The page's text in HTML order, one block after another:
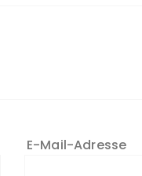
E-Mail-Adresse